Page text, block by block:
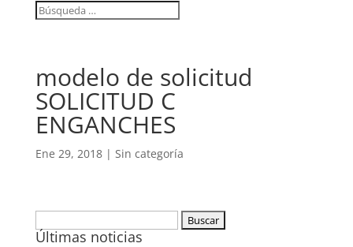
modelo de solicitud
SOLICITUD C
ENGANCHES
Ene 29, 2018| Sin categoría
Últimas noticias